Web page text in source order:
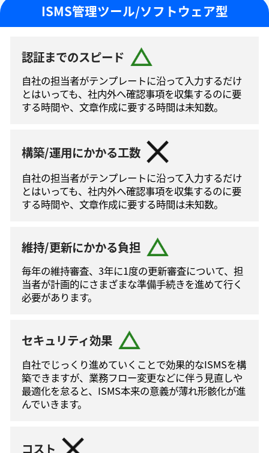
ISMS管理ツール/ソフトウェア型
認証までのスピード
自社の担当者がテンプレートに沿って⼊⼒するだけ
とはいっても、社内外へ確認事項を収集するのに要
する時間や、文章作成に要する時間は未知数。
構築/運用にかかる工数
自社の担当者がテンプレートに沿って⼊⼒するだけ
とはいっても、社内外へ確認事項を収集するのに要
する時間や、文章作成に要する時間は未知数。
維持/更新にかかる負担
毎年の維持審査、3年に1度の更新審査について、担
当者が計画的にさまざまな準備手続きを進めて⾏く
必要があります。
セキュリティ効果
自社でじっくり進めていくことで効果的なISMSを構
築できますが、業務フロー変更などに伴う⾒直しや
最適化を怠ると、ISMS本来の意義が薄れ形骸化が進
んでいきます。
コスト